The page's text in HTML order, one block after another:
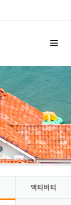
액티비티